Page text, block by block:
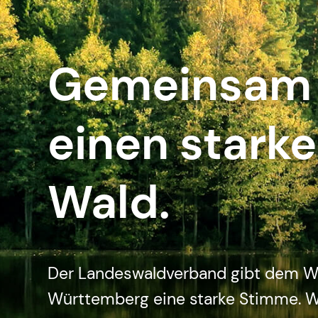
einen
Wald.
Der Landeswaldverband gibt dem
Württemberg eine starke Stimme.